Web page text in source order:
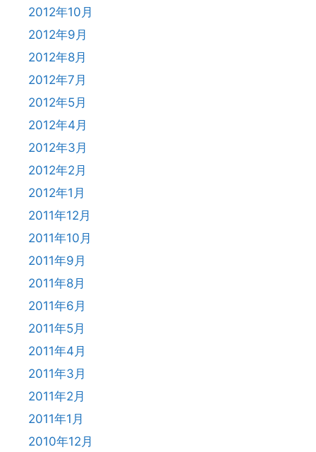
2012年10月
2012年9月
2012年8月
2012年7月
2012年5月
2012年4月
2012年3月
2012年2月
2012年1月
2011年12月
2011年10月
2011年9月
2011年8月
2011年6月
2011年5月
2011年4月
2011年3月
2011年2月
2011年1月
2010年12月